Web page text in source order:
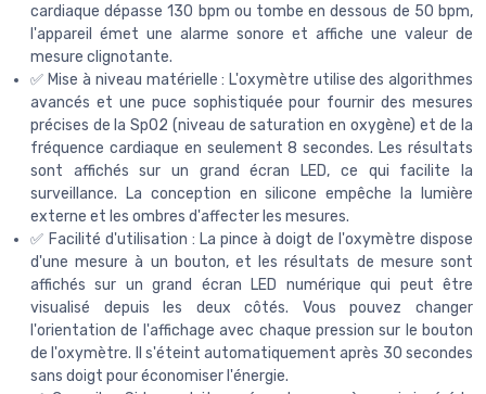
cardiaque dépasse 130 bpm ou tombe en dessous de 50 bpm,
l'appareil émet une alarme sonore et affiche une valeur de
mesure clignotante.
✅ Mise à niveau matérielle : L'oxymètre utilise des algorithmes
avancés et une puce sophistiquée pour fournir des mesures
précises de la SpO2 (niveau de saturation en oxygène) et de la
fréquence cardiaque en seulement 8 secondes. Les résultats
sont affichés sur un grand écran LED, ce qui facilite la
surveillance. La conception en silicone empêche la lumière
externe et les ombres d'affecter les mesures.
✅ Facilité d'utilisation : La pince à doigt de l'oxymètre dispose
d'une mesure à un bouton, et les résultats de mesure sont
affichés sur un grand écran LED numérique qui peut être
visualisé depuis les deux côtés. Vous pouvez changer
l'orientation de l'affichage avec chaque pression sur le bouton
de l'oxymètre. Il s'éteint automatiquement après 30 secondes
sans doigt pour économiser l'énergie.